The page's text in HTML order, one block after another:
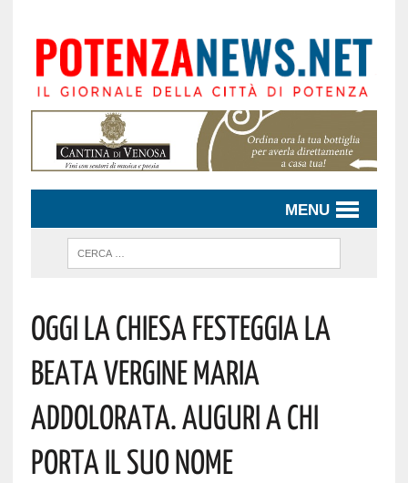
MENU
Oggi La Chiesa Festeggia La
Beata Vergine Maria
Addolorata. Auguri A Chi
Porta Il Suo Nome